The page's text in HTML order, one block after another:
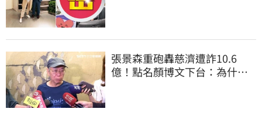
張景森重砲轟慈濟遭詐10.6
億！點名顏博文下台：為什麼